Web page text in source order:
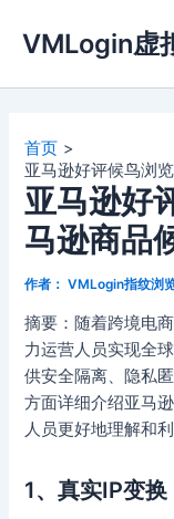
容
VMLogin虚
首页
亚马逊好评候鸟浏
亚马逊好
马逊商品
作者： VMLogin指纹浏
摘要：随着跨境电
力运营人员实现全
供安全隔离、隐私
方面详细介绍亚马
人员更好地理解和
1、真实IP变